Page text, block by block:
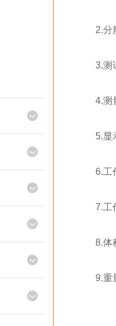
2.分
3.测试
4.测量
5.显示
6.工作
7.工作
8.体积
9.重量